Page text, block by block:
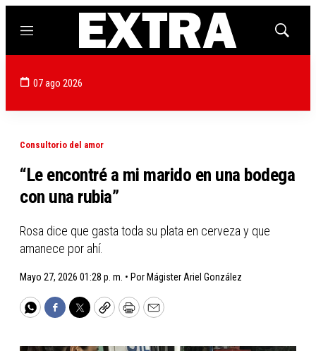
Menú
Mostrar
07 ago 2026
Consultorio del amor
“Le encontré a mi marido en una bodega
con una rubia”
Rosa dice que gasta toda su plata en cerveza y que
amanece por ahí.
Mayo 27, 2026 01:28 p. m. • Por Mágister Ariel González
WhatsApp
Facebook
TwitterCopyPrintEmail